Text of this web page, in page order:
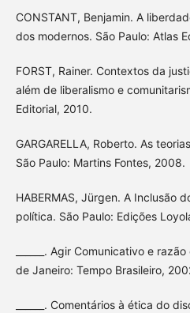
CONSTANT, Benjamin. A
dos modernos. São Paulo: Atlas
FORST, Rainer. Contextos da
além de liberalismo e
Editorial, 2010.
GARGARELLA, Roberto. As
São Paulo: Martins Fontes, 2008.
HABERMAS, Jürgen. A Inclusão
política. São Paulo: Edições
______. Agir Comunicativo e
de Janeiro: Tempo Brasileiro,
______. Comentários à ética do